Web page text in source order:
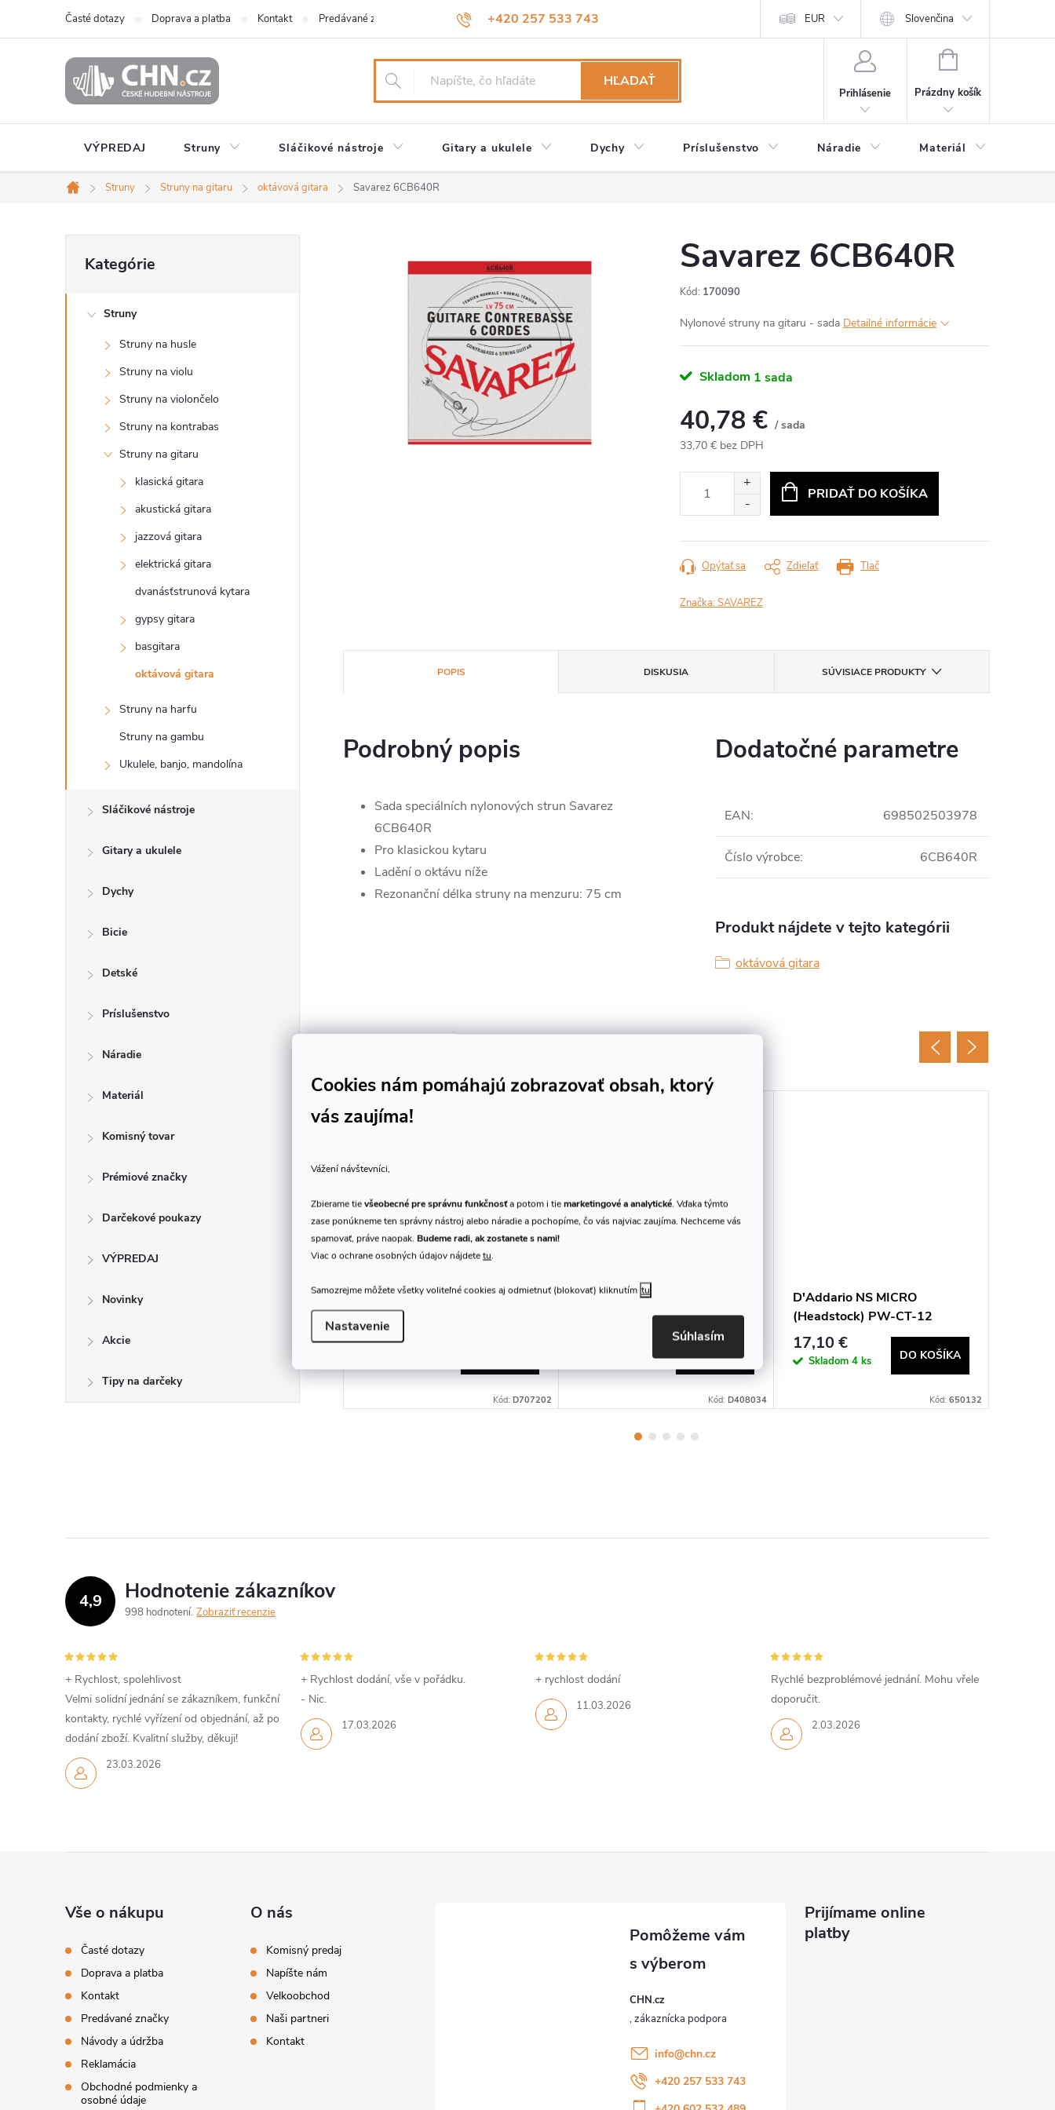
Cookies nám pomáhajú zobrazovať obsah, ktorý
vás zaujíma!
Vážení návštevníci,
Zbierame tievšeobecné pre správnu funkčnosťa potom i tiemarketingové a analytické. Vďaka týmto
zase ponúkneme ten správny nástroj alebo náradie a pochopíme, čo vás najviac zaujíma. Nechceme vás
spamovať, práve naopak. Budeme radi, ak zostanete s nami!
Viac o ochrane osobných údajov nájdetetu.
Samozrejme môžete všetky voliteľné cookies aj odmietnuť (blokovať) kliknutím tu
Nastavenie
Súhlasím
+420 257 533 743
Časté dotazy Doprava a platba Kontakt Predávané značky Návody a údržba Reklamácia Obchodné podmienky a osobné údaje Odstúpenie od kúpnej zmluvy
EUR Slovenčina
HĽADAŤ
Prihlásenie
NÁKUPNÝ
Prázdny košík
VÝPREDAJ Struny Sláčikové nástroje Gitary a ukulele Dychy Príslušenstvo Náradie Materiál
Domov
Struny Struny na gitaru oktávová gitara Savarez 6CB640R
o
kategórie
Kategórie
Struny
Struny na husle
Struny na violu
Struny na violončelo
Struny na kontrabas
Struny na gitaru
klasická gitara
akustická gitara
jazzová gitara
elektrická gitara
dvanásťstrunová kytara
gypsy gitara
basgitara
oktávová gitara
Struny na harfu
Struny na gambu
Ukulele, banjo, mandolína
Sláčikové nástroje
Gitary a ukulele
Dychy
Bicie
Detské
Príslušenstvo
Náradie
Materiál
Komisný tovar
Prémiové značky
Darčekové poukazy
VÝPREDAJ
Novinky
Akcie
Tipy na darčeky
Savarez 6CB640R
Kód: 170090
Nylonové struny na gitaru - sada Detailné informácie
Skladom 1 sada
40,78 € / sada
33,70 € bez DPH
PRIDAŤ DO KOŠÍKA
Tlač
Opýtať sa Zdieľať
Značka:SAVAREZ
POPIS DISKUSIA SÚVISIACE PRODUKTY
Podrobný popis
Sada speciálních nylonových strun Savarez
6CB640R
Pro klasickou kytaru
Ladění o oktávu níže
Rezonanční délka struny na menzuru: 75 cm
Dodatočné parametre
EAN: 698502503978
Číslo výrobce: 6CB640R
Produkt nájdete v tejto kategórii
oktávová gitara
týždňov
DO KOŠÍKA
Dictum 707202 - Klička na
kytarovou mechaniku
6,08 €
Kód: D707202
Dictum 408034 - HUMITRON
5 ks DO KOŠÍKA
Kód: D408034
D'Addario NS MICRO
(Headstock) PW-CT-12
17,10 €
Skladom 4 ks DO KOŠÍKA
Kód: 650132
4,9 Hodnotenie zákazníkov
998 hodnotení Zobraziť recenzie
23.03.2026
+ Rychlost, spolehlivost
Velmi solidní jednání se zákazníkem, funkční
kontakty, rychlé vyřízení od objednání, až po
dodání zboží. Kvalitní služby, děkuji!
17.03.2026
+ Rychlost dodání, vše v pořádku.
- Nic.
11.03.2026
+ rychlost dodání
2.03.2026
Rychlé bezproblémové jednání. Mohu vřele
doporučit.
Vše o nákupu
Časté dotazy
Doprava a platba
Kontakt
Predávané značky
Návody a údržba
Reklamácia
Obchodné podmienky a
osobné údaje
O nás
Komisný predaj
Napíšte nám
Velkoobchod
Naši partneri
Kontakt
CHN.cz
info@chn.cz
+420 257 533 743
Prijímame online
platby